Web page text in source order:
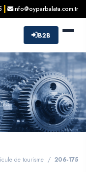
info@oyparbalata.com.tr
B2B
de tourisme / 206-175